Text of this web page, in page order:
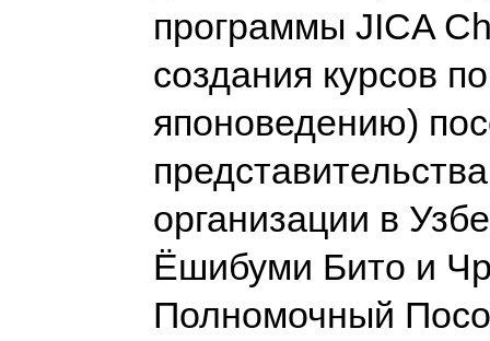
программы JICA
создания курсов по
японоведению)
организации в
Ёшибуми Бито и
Полномочный